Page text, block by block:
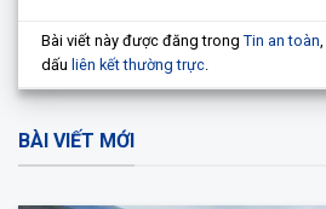
Bài viết này được đăng trongTin an toàn
dấu liên kết thường trực
BÀI VIẾT MỚI